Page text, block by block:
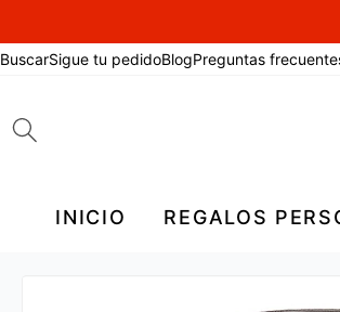
BuscarSigue tu pedidoBlogPreguntas
INICIO REGALOS